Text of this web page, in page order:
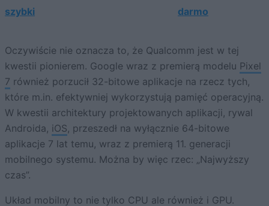
szybki
darmo
Oczywiście nie oznacza to, że Qualcomm jest w tej
kwestii pionierem. Google wraz z premierą modelu Pixel
7 również porzucił 32-bitowe aplikacje na rzecz tych,
które m.in. efektywniej wykorzystują pamięć operacyjną.
W kwestii architektury projektowanych aplikacji, rywal
Androida, iOS, przeszedł na wyłącznie 64-bitowe
aplikacje 7 lat temu, wraz z premierą 11. generacji
mobilnego systemu. Można by więc rzec: „Najwyższy
czas”.
Układ mobilny to nie tylko CPU ale również i GPU.